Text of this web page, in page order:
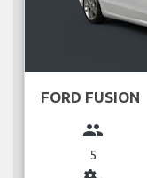
FORD FUSION
group
5